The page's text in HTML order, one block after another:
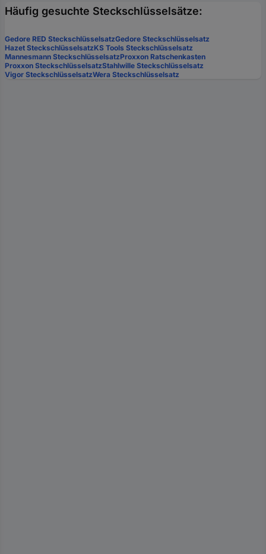
Häufig gesuchte Steckschlüsselsätze:
Gedore RED SteckschlüsselsatzGedore Steckschlüsselsatz
Hazet SteckschlüsselsatzKS Tools Steckschlüsselsatz
Mannesmann SteckschlüsselsatzProxxon Ratschenkasten
Proxxon SteckschlüsselsatzStahlwille Steckschlüsselsatz
Vigor SteckschlüsselsatzWera Steckschlüsselsatz